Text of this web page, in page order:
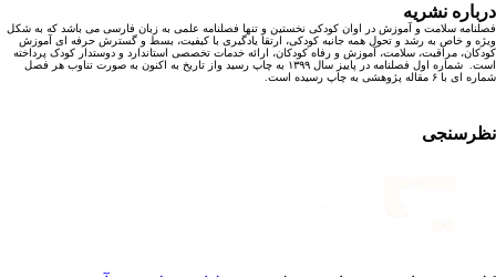
نشریه
سلامت و آموزش در اوان کودکی نخستین و تنها فصلنامه علمی به زبان فارسی می باشد که به شکل
و خاص به رشد و تحول همه جانبه کودکی، ارتقا یادگیری با کیفیت، بسط و گسترش حرفه ای آموزش
مراقبت، سلامت، آموزش و رفاه کودکان، ارائه خدمات تخصصی استاندارد و دوستدار کودک پرداخته
است. شماره اول فصلنامه در پاییز سال ۱۳۹۹ به چاپ رسید واز تاریخ به اکنون به صورت تناوب هر فصل
۶ مقاله پژوهشی به چاپ رسیده است.